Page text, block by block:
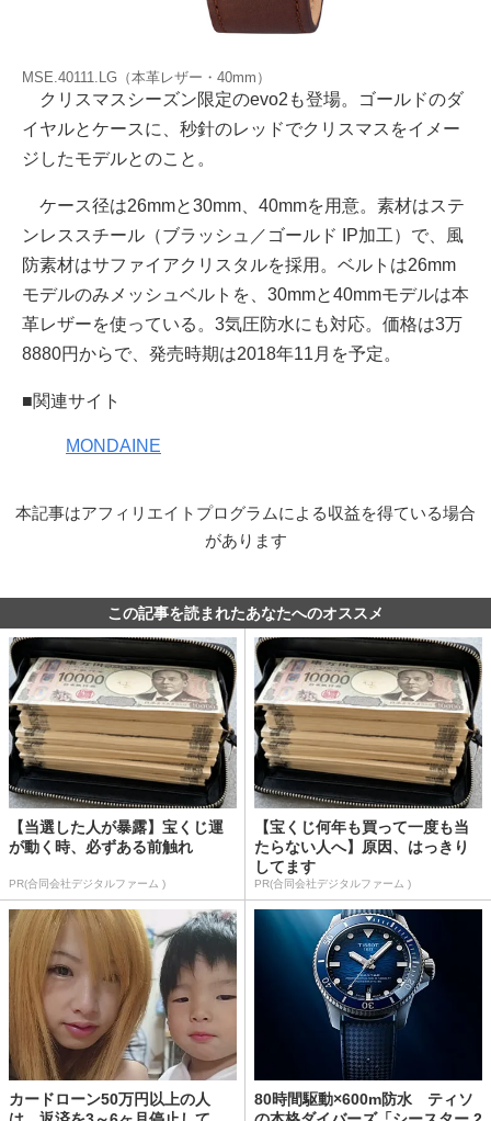
MSE.40111.LG（本革レザー・40mm）
クリスマスシーズン限定のevo2も登場。ゴールドのダ
イヤルとケースに、秒針のレッドでクリスマスをイメー
ジしたモデルとのこと。
ケース径は26mmと30mm、40mmを用意。素材はステ
ンレススチール（ブラッシュ／ゴールド IP加工）で、風
防素材はサファイアクリスタルを採用。ベルトは26mm
モデルのみメッシュベルトを、30mmと40mmモデルは本
革レザーを使っている。3気圧防水にも対応。価格は3万
8880円からで、発売時期は2018年11月を予定。
■関連サイト
MONDAINE
本記事はアフィリエイトプログラムによる収益を得ている場合
があります
この記事を読まれたあなたへのオススメ
【当選した人が暴露】宝くじ運
が動く時、必ずある前触れ
PR(合同会社デジタルファーム )
【宝くじ何年も買って一度も当
たらない人へ】原因、はっきり
してます
PR(合同会社デジタルファーム )
カードローン50万円以上の人
80時間駆動×600m防水 ティソ